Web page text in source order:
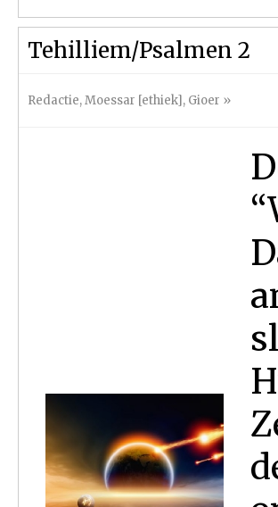
Tehilliem/Psalmen 2
Redactie,Moessar [ethiek], Gioer »